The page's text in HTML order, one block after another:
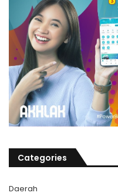
Categories
Daerah